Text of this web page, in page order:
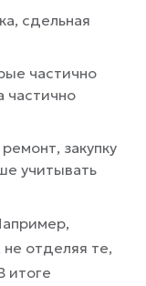
сдельная
частично
частично
закупку
учитывать
отделяя те,
итоге